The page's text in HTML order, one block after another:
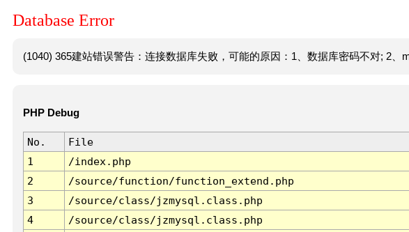
Database Error
(1040) 365建站错误警告：连接数据库失败，可能的原因：1、数据库密码不对; 2、
PHP Debug
No. File
1
/index.php
2
/source/function/function_extend.php
3
/source/class/jzmysql.class.php
4
/source/class/jzmysql.class.php